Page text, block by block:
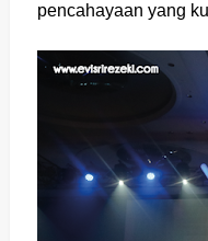
pencahayaan yang